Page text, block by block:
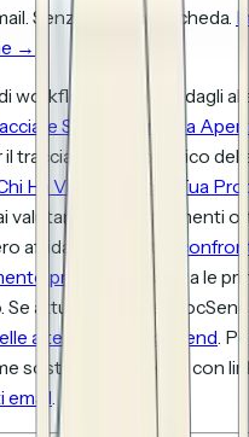
Senza cambiare scheda.
→
workflow completo dagli
Se Qualcuno Ha
il tracciamento specifico
Ha Visualizzato là Tua
valutando quali strumenti
affidabile, il nostro
proposte
analizza le
attualmente usi
alternative a DocSend.
sostituire gli allegati con
email.